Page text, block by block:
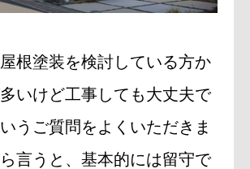
根塗装を検討している方か
いけど工事しても大丈夫で
うご質問をよくいただきま
言うと、基本的には留守で